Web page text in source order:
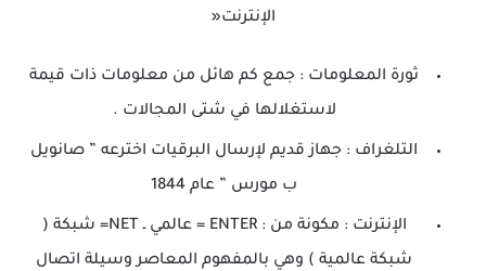
الإنترنت«
ثورة المعلومات : جمع كم هائل من معلومات ذات قيمة
لاستغلالها في شتى المجالات .
التلغراف : جهاز قديم لإرسال البرقيات اخترعه ” صانويل
ب مورس ” عام 1844
الإنترنت : مكونة من : ENTER = عالمي ـ NET= شبكة (
شبكة عالمية ) وهي بالمفهوم المعاصر وسيلة اتصال